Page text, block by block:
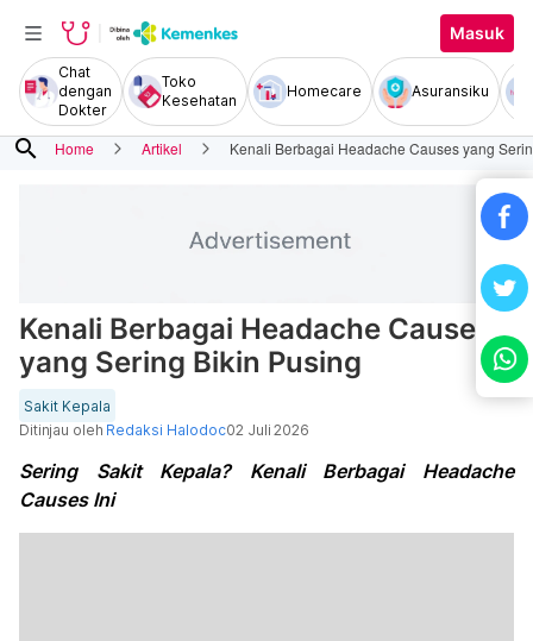
Masuk
Chat
dengan
Dokter
Toko
Kesehatan
Homecare Asuransiku
search Home Artikel Kenali Berbagai Headache Causes yang
Kenali Berbagai Headache Causes
yang Sering Bikin Pusing
Sakit Kepala
Ditinjau oleh Redaksi Halodoc02 Juli 2026
Sering Sakit Kepala? Kenali Berbagai Headache
Causes Ini